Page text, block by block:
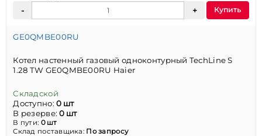
Купить
GE0QMBE00RU
Котел настенный газовый одноконтурный TechLine S
1.28 TW GE0QMBE00RU Haier
Складской
Доступно:0 шт
В резерве:0 шт
В пути: 0 шт
Склад поставщика: По запросу